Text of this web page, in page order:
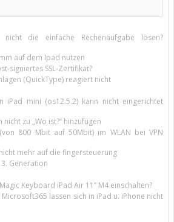
die einfache Rechenaufgabe lösen?
auf dem Ipad nutzen
signiertes SSL-Zertifikat?
(QuickType) reagiert nicht
iPad mini (os12.5.2) kann nicht eingerichtet
zu „Wo ist?“ hinzufügen
800 Mbit auf 50Mbit) im WLAN bei VPN
mehr auf die fingersteuerung
Generation
Keyboard iPad Air 11’’ M4 einschalten?
lassen sich in iPad u. iPhone nicht